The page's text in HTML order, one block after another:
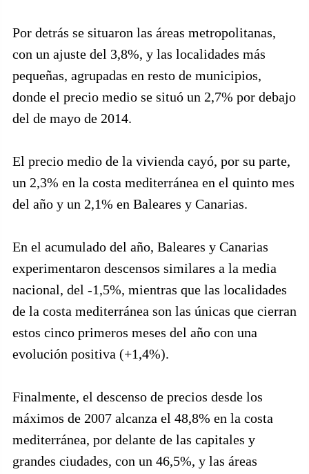
Por detrás se situaron las áreas metropolitanas,
con un ajuste del 3,8%, y las localidades más
pequeñas, agrupadas en resto de municipios,
donde el precio medio se situó un 2,7% por debajo
del de mayo de 2014.
El precio medio de la vivienda cayó, por su parte,
un 2,3% en la costa mediterránea en el quinto mes
del año y un 2,1% en Baleares y Canarias.
En el acumulado del año, Baleares y Canarias
experimentaron descensos similares a la media
nacional, del -1,5%, mientras que las localidades
de la costa mediterránea son las únicas que cierran
estos cinco primeros meses del año con una
evolución positiva (+1,4%).
Finalmente, el descenso de precios desde los
máximos de 2007 alcanza el 48,8% en la costa
mediterránea, por delante de las capitales y
grandes ciudades, con un 46,5%, y las áreas